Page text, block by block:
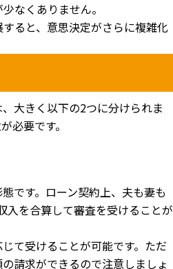
なくありません。
ると、意思決定がさらに複雑化
大きく以下の2つに分けられま
必要です。
です。ローン契約上、夫も妻も
入を合算して審査を受けることが
て受けることが可能です。ただ
請求ができるので注意しましょ